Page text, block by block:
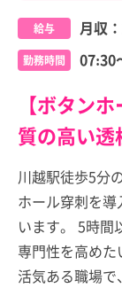
給与 月収：
勤務時間 07:30
【ボタン
質の高い
川越駅徒歩5分
ホール穿刺を
います。 5時間
専門性を高めた
活気ある職場